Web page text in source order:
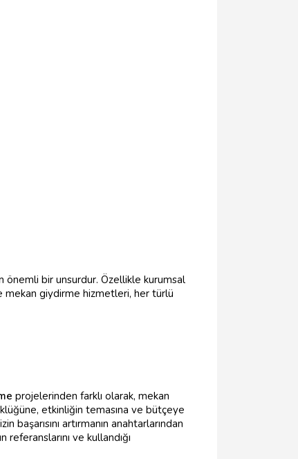
bir unsurdur. Özellikle kurumsal
mekan giydirme hizmetleri, her türlü
projelerinden farklı olarak, mekan
etkinliğin temasına ve bütçeye
artırmanın anahtarlarından
ve kullandığı